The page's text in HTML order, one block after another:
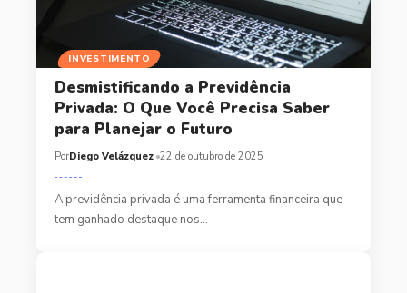
INVESTIMENTO
Desmistificando a Previdência
Privada: O Que Você Precisa Saber
para Planejar o Futuro
PorDiego Velázquez 22 de outubro de 2025
A previdência privada é uma ferramenta financeira que
tem ganhado destaque nos…